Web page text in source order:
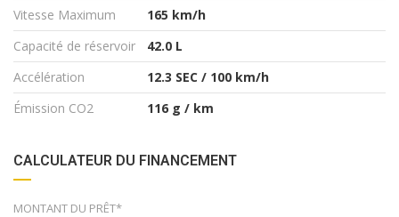
Vitesse Maximum
165 km/h
Capacité de réservoir
42.0 L
Accélération
12.3 SEC / 100 km/h
Émission CO2
116 g / km
CALCULATEUR DU FINANCEMENT
MONTANT DU PRÊT*